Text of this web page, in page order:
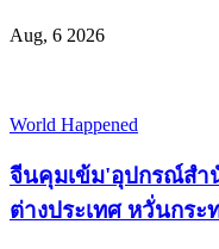
Aug, 6 2026
World Happened
จีนคุมเข้ม'อุปกรณ์สำ
ต่างประเทศ หวั่นกร